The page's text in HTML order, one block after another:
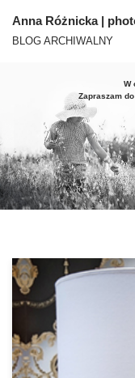
Przejdź
Anna Różnicka |
BLOG ARCHIWALNY
W
Zapraszam